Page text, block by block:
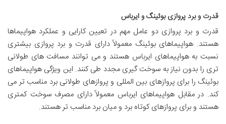
قدرت و برد پروازی بوئینگ و ایرباس
قدرت و برد پروازی دو عامل مهم در تعیین کارایی و عملکرد هواپیماها
هستند. هواپیماهای بوئینگ معمولاً دارای قدرت و برد پروازی بیشتری
نسبت به هواپیماهای ایرباس هستند و می توانند مسافت های طولانی
تری را بدون نیاز به سوخت گیری مجدد طی کنند. این ویژگی هواپیماهای
بوئینگ را برای پروازهای بین المللی و پروازهای طولانی برد مناسب تر می
کند. در مقابل هواپیماهای ایرباس معمولاً دارای مصرف سوخت کمتری
هستند و برای پروازهای کوتاه برد و میان برد مناسب تر هستند.